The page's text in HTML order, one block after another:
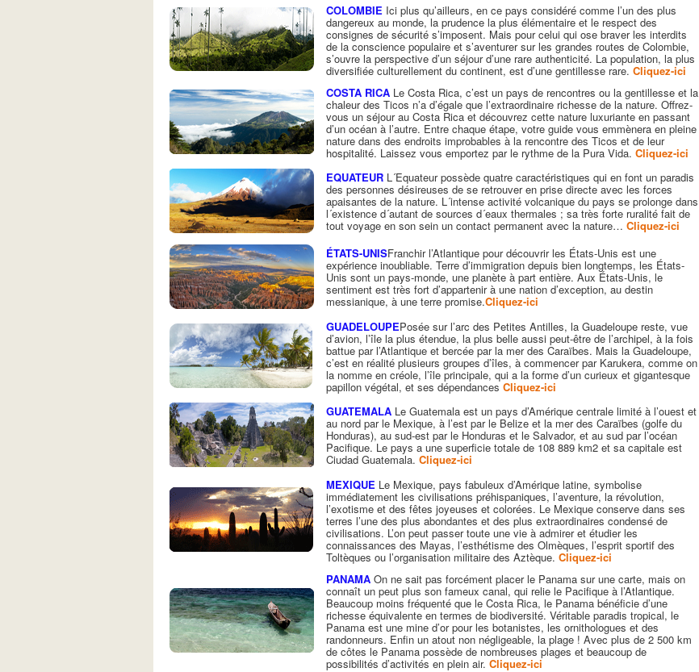
COLOMBIE Ici plus qu’ailleurs, en ce pays considéré comme l’un des plus
dangereux au monde, la prudence la plus élémentaire et le respect des
consignes de sécurité s’imposent. Mais pour celui qui ose braver les interdits
de la conscience populaire et s’aventurer sur les grandes routes de Colombie,
s’ouvre la perspective d’un séjour d’une rare authenticité. La population, la plus
diversifiée culturellement du continent, est d’une gentillesse rare.Cliquez-ici
COSTA RICA Le Costa Rica, c’est un pays de rencontres ou la gentillesse et la
chaleur des Ticos n’a d’égale que l’extraordinaire richesse de la nature. Offrez-
vous un séjour au Costa Rica et découvrez cette nature luxuriante en passant
d’un océan à l’autre. Entre chaque étape, votre guide vous emmènera en pleine
nature dans des endroits improbables à la rencontre des Ticos et de leur
hospitalité. Laissez vous emportez par le rythme de la Pura Vida.Cliquez-ici
EQUATEUR L´Equateur possède quatre caractéristiques qui en font un paradis
des personnes désireuses de se retrouver en prise directe avec les forces
apaisantes de la nature. L´intense activité volcanique du pays se prolonge dans
l´existence d´autant de sources d´eaux thermales ; sa très forte ruralité fait de
tout voyage en son sein un contact permanent avec la nature…Cliquez-ici
ÉTATS-UNISFranchir l’Atlantique pour découvrir les États-Unis est une
expérience inoubliable. Terre d’immigration depuis bien longtemps, les États-
Unis sont un pays-monde, une planète à part entière. Aux États-Unis, le
sentiment est très fort d’appartenir à une nation d’exception, au destin
messianique, à une terre promise.Cliquez-ici
GUADELOUPEPosée sur l’arc des Petites Antilles, la Guadeloupe reste, vue
d’avion, l’île la plus étendue, la plus belle aussi peut-être de l’archipel, à la fois
battue par l’Atlantique et bercée par la mer des Caraïbes. Mais la Guadeloupe,
c’est en réalité plusieurs groupes d’îles, à commencer par Karukera, comme on
la nomme en créole, l’île principale, qui a la forme d’un curieux et gigantesque
papillon végétal, et ses dépendancesCliquez-ici
GUATEMALA Le Guatemala est un pays d’Amérique centrale limité à l’ouest et
au nord par le Mexique, à l’est par le Belize et la mer des Caraïbes (golfe du
Honduras), au sud-est par le Honduras et le Salvador, et au sud par l’océan
Pacifique. Le pays a une superficie totale de 108 889 km2 et sa capitale est
Ciudad Guatemala.Cliquez-ici
MEXIQUE Le Mexique, pays fabuleux d’Amérique latine, symbolise
immédiatement les civilisations préhispaniques, l’aventure, la révolution,
l’exotisme et des fêtes joyeuses et colorées. Le Mexique conserve dans ses
terres l’une des plus abondantes et des plus extraordinaires condensé de
civilisations. L’on peut passer toute une vie à admirer et étudier les
connaissances des Mayas, l’esthétisme des Olmèques, l’esprit sportif des
Toltèques ou l’organisation militaire des Aztèque.Cliquez-ici
PANAMA On ne sait pas forcément placer le Panama sur une carte, mais on
connaît un peut plus son fameux canal, qui relie le Pacifique à l’Atlantique.
Beaucoup moins fréquenté que le Costa Rica, le Panama bénéficie d’une
richesse équivalente en termes de biodiversité. Véritable paradis tropical, le
Panama est une mine d’or pour les botanistes, les ornithologues et des
randonneurs. Enfin un atout non négligeable, la plage ! Avec plus de 2 500 km
de côtes le Panama possède de nombreuses plages et beaucoup de
possibilités d’activités en plein air.Cliquez-ici